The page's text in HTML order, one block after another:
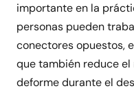
importante en la
personas pueden
conectores opuestos,
que también reduce
deforme durante el